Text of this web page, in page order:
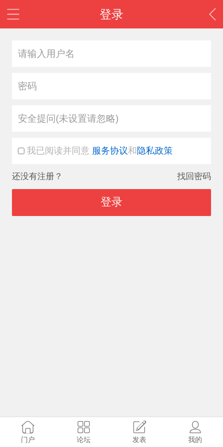
登录
安全提问(未设置请忽略)
我已阅读并同意 服务协议和 隐私政策
还没有注册？ 找回密码
门户 论坛 发表 我的